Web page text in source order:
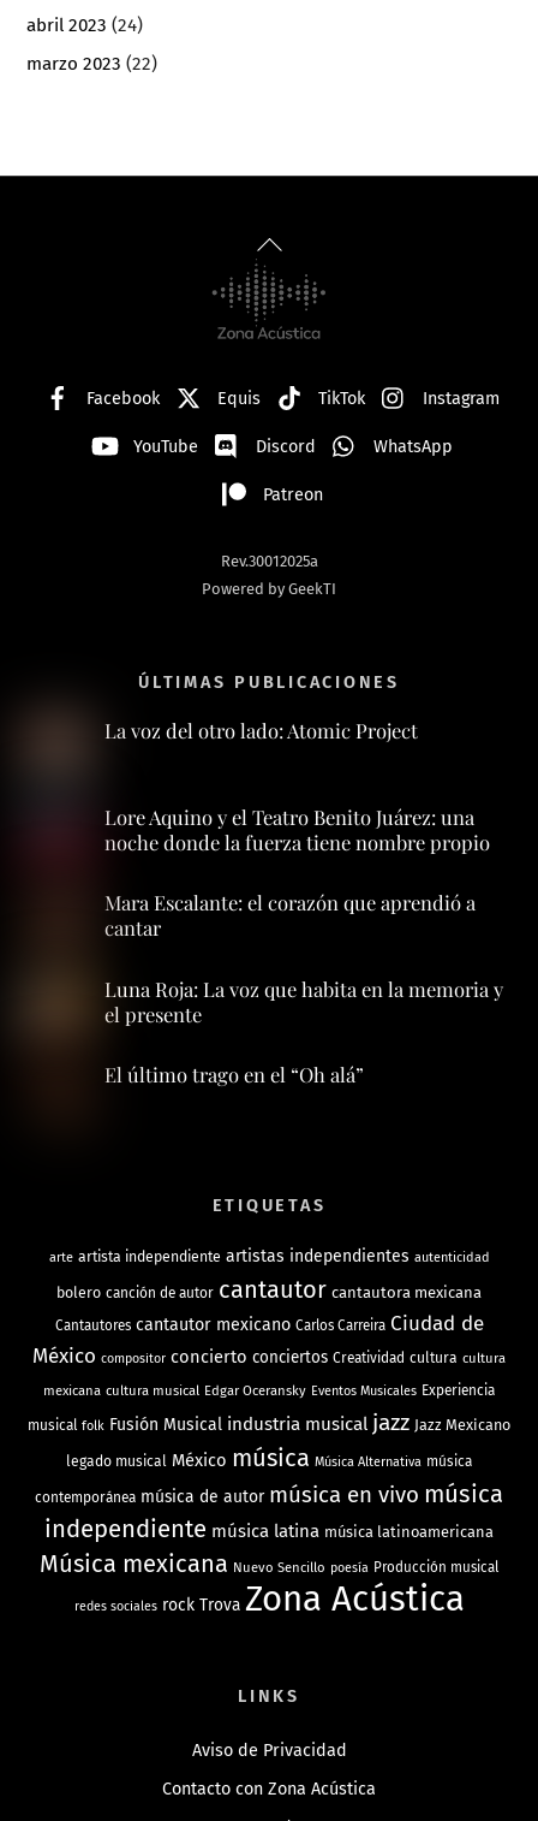
abril 2023 (24)
marzo 2023 (22)
Back
To
Top
Facebook Equis TikTok Instagram
YouTube Discord WhatsApp
Patreon
Rev.30012025a
Powered by GeekTI
ÚLTIMAS PUBLICACIONES
La voz del otro lado: Atomic Project
Lore Aquino y el Teatro Benito Juárez: una
noche donde la fuerza tiene nombre propio
Mara Escalante: el corazón que aprendió a
cantar
Luna Roja: La voz que habita en la memoria y
el presente
El último trago en el “Oh alá”
ETIQUETAS
arte artista independiente artistas independientes autenticidad
bolero canción de autor cantautor cantautora mexicana
Cantautores cantautor mexicano Carlos Carreira Ciudad de
México compositor concierto conciertos Creatividad cultura cultura
mexicana cultura musical Edgar Oceransky Eventos Musicales Experiencia
musical folk Fusión Musical industria musical jazz Jazz Mexicano
legado musical México música Música Alternativa música
contemporánea música de autor música en vivo música
independiente música latina música latinoamericana
Música mexicana Nuevo Sencillo poesía Producción musical
redes sociales rock Trova Zona Acústica
LINKS
Aviso de Privacidad
Contacto con Zona Acústica